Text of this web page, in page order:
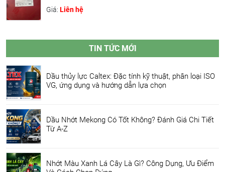
Giá: Liên hệ
TIN TỨC MỚI
Dầu thủy lực Caltex: Đặc tính kỹ thuật, phân loại ISO
VG, ứng dụng và hướng dẫn lựa chọn
Dầu Nhớt Mekong Có Tốt Không? Đánh Giá Chi Tiết
Từ A-Z
Nhớt Màu Xanh Lá Cây Là Gì? Công Dụng, Ưu Điểm